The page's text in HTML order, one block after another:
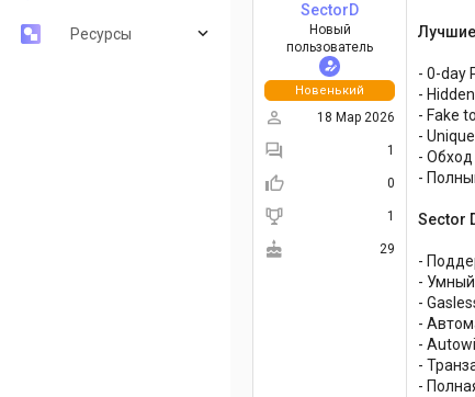
Новые сообщения
Ресурсы
а
SectorD
Новый
пользователь
Новенький
18 Мар 2026
1
0
1
29
- 0-day
-
- Fake
-
- Обход
-
Sector
-
- Умный
-
-
-
-
-